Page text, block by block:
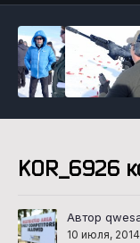
KOR_6926
Автор
10 июля, 2014